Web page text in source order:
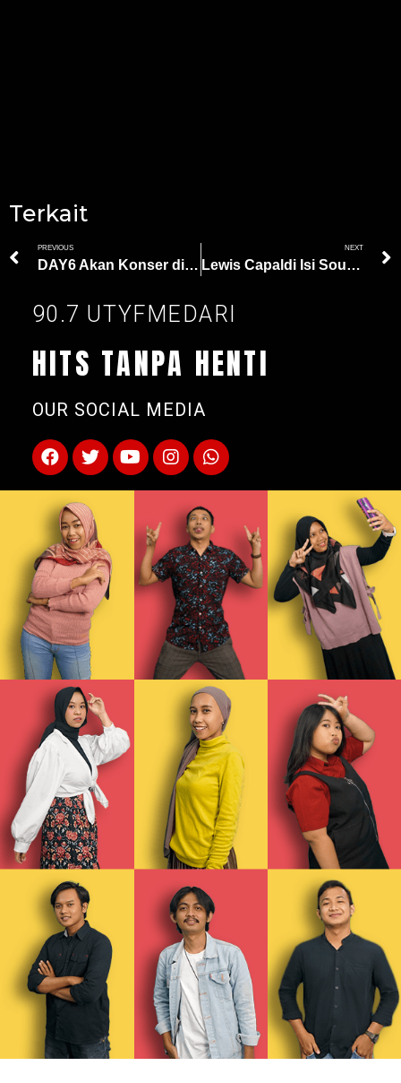
Terkait
PREVIOUS
DAY6 Akan Konser di Bali, Surabaya, dan Jakarta Oktober 2024
NEXT
Lewis Capaldi Isi Soundtrack Film “It Ends With Us” dengan ‘Love The Hell Out Of You’
90.7 UTYFMEDARI
HITS TANPA HENTI
OUR SOCIAL MEDIA